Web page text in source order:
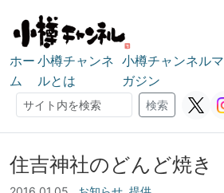
ホー
ム
小樽チャンネ
ルとは
小樽チャンネルマ
ガジン
検索
検索
住吉神社のどんど焼き